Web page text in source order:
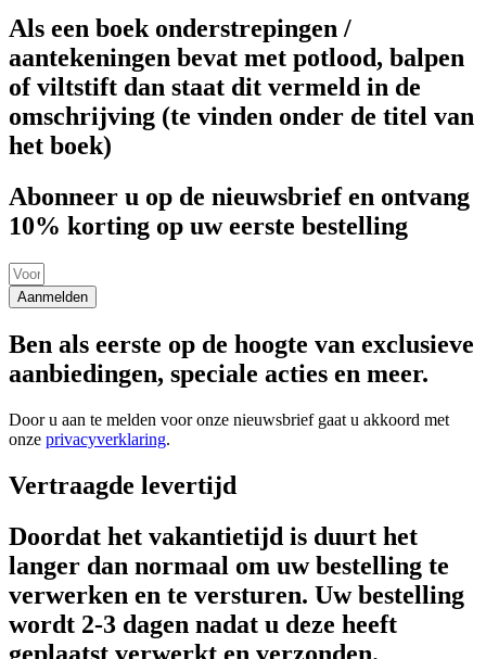
Als een boek onderstrepingen /
aantekeningen bevat met potlood, balpen
of viltstift dan staat dit vermeld in de
omschrijving (te vinden onder de titel van
het boek)
Abonneer u op de nieuwsbrief en ontvang
10% korting op uw eerste bestelling
Aanmelden
Ben als eerste op de hoogte van exclusieve
aanbiedingen, speciale acties en meer.
Door u aan te melden voor onze nieuwsbrief gaat u akkoord met
onze privacyverklaring.
Vertraagde levertijd
Doordat het vakantietijd is duurt het
langer dan normaal om uw bestelling te
verwerken en te versturen. Uw bestelling
wordt 2-3 dagen nadat u deze heeft
geplaatst verwerkt en verzonden.